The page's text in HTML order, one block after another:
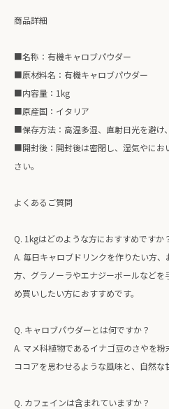
商品詳細
■名称：有機キャロブパウダー
■原材料名：有機キャロブパウダー
■内容量：1kg
■原産国：イタリア
■保存方法：高温多湿、直射日光を避け
■開封後：開封後は密閉し、湿気やにお
さい。
よくあるご質問
Q. 1kgはどのような方におすすめですか
A. 毎日キャロブドリンクを作りたい方
方、グラノーラやエナジーボールなどを
め買いしたい方におすすめです。
Q. キャロブパウダーとは何ですか？
A. マメ科植物であるイナゴ豆のさやを
ココアを思わせるような風味と、自然な
Q. カフェインは含まれていますか？